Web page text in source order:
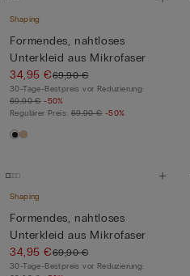
Shaping
Formendes, nahtloses
Unterkleid aus Mikrofaser
34,95 €69,90 €
30-Tage-Bestpreis vor Reduzierung:
69,90 € -50%
Regulärer Preis: 69,90 € -50%
Shaping
Formendes, nahtloses
Unterkleid aus Mikrofaser
34,95 €69,90 €
30-Tage-Bestpreis vor Reduzierung: